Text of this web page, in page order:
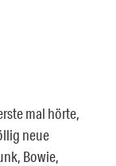
mal hörte,
neue
Bowie,